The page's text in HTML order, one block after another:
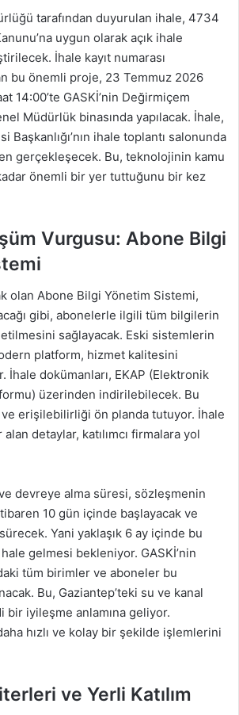
tarafından duyurulan ihale, 4734
uygun olarak açık ihale
İhale kayıt numarası
bu önemli proje, 23 Temmuz 2026
14:00’te GASKİ’nin Değirmiçem
Müdürlük binasında yapılacak. İhale,
Başkanlığı’nın ihale toplantı salonunda
gerçekleşecek. Bu, teknolojinin kamu
önemli bir yer tuttuğunu bir kez
Vurgusu: Abone Bilgi
olan Abone Bilgi Yönetim Sistemi,
gibi, abonelerle ilgili tüm bilgilerin
sağlayacak. Eski sistemlerin
platform, hizmet kalitesini
İhale dokümanları, EKAP (Elektronik
üzerinden indirilebilecek. Bu
ve erişilebilirliği ön planda tutuyor. İhale
detaylar, katılımcı firmalara yol
devreye alma süresi, sözleşmenin
10 gün içinde başlayacak ve
Yani yaklaşık 6 ay içinde bu
gelmesi bekleniyor. GASKİ’nin
tüm birimler ve aboneler bu
Bu, Gaziantep’teki su ve kanal
iyileşme anlamına geliyor.
hızlı ve kolay bir şekilde işlemlerini
ve Yerli Katılım